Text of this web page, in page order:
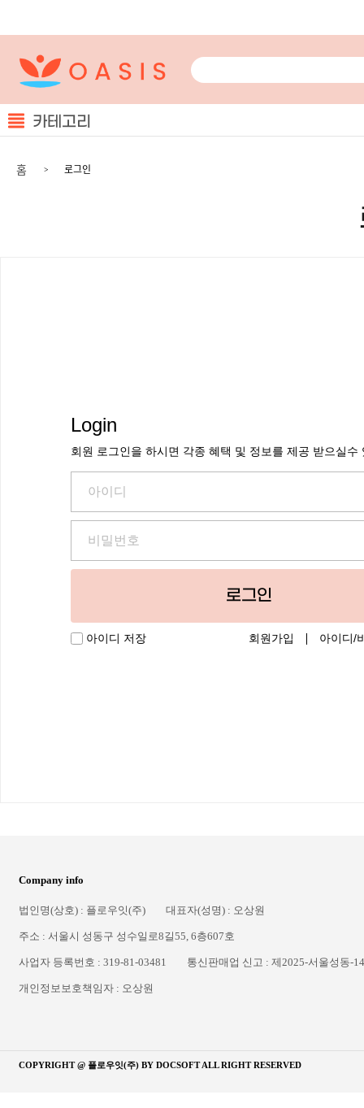
카테고리
홈 로그인
Login
회원 로그인을 하시면 각종 혜택 및 정보를 제공 받으실수
로그인
아이디 저장 회원가입 아이디/
Company info
법인명(상호) : 플로우잇(주) 대표자(성명) : 오상원
주소 : 서울시 성동구 성수일로8길55, 6층607호
사업자 등록번호 : 319-81-03481 통신판매업 신고 : 제2025-서울성동-
개인정보보호책임자 : 오상원
COPYRIGHT @ 플로우잇(주) BY DOCSOFTALL RIGHT RESERVED